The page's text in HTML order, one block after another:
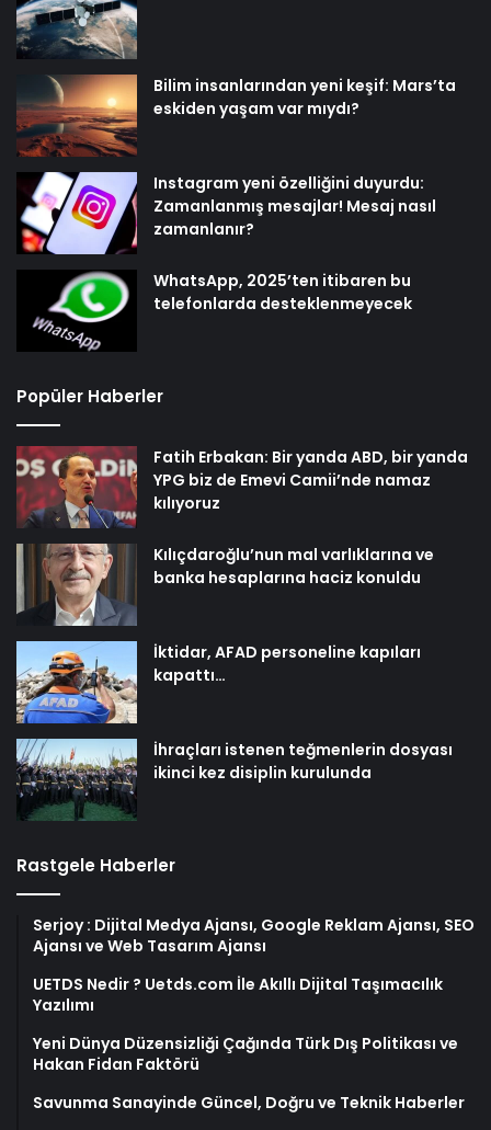
Bilim insanlarından yeni keşif: Mars’ta
eskiden yaşam var mıydı?
Instagram yeni özelliğini duyurdu:
Zamanlanmış mesajlar! Mesaj nasıl
zamanlanır?
WhatsApp, 2025’ten itibaren bu
telefonlarda desteklenmeyecek
Popüler Haberler
Fatih Erbakan: Bir yanda ABD, bir yanda
YPG biz de Emevi Camii’nde namaz
kılıyoruz
Kılıçdaroğlu’nun mal varlıklarına ve
banka hesaplarına haciz konuldu
İktidar, AFAD personeline kapıları
kapattı…
İhraçları istenen teğmenlerin dosyası
ikinci kez disiplin kurulunda
Rastgele Haberler
Serjoy : Dijital Medya Ajansı, Google Reklam Ajansı, SEO
Ajansı ve Web Tasarım Ajansı
UETDS Nedir ? Uetds.com İle Akıllı Dijital Taşımacılık
Yazılımı
Yeni Dünya Düzensizliği Çağında Türk Dış Politikası ve
Hakan Fidan Faktörü
Savunma Sanayinde Güncel, Doğru ve Teknik Haberler